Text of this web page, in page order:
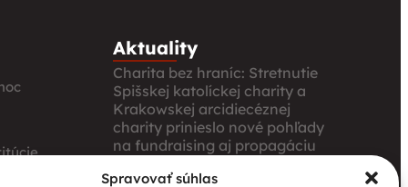
Spravovať súhlas
Aktuality
Charita bez hraníc: Stretnutie
Spišskej katolíckej charity a
Krakowskej arcidiecéznej
charity prinieslo nové pohľady
na fundraising aj propagáciu
Nové petangové ihrisko